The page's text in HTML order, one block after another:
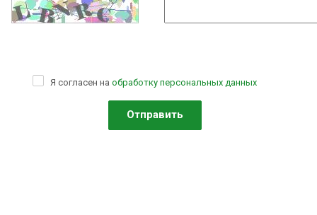
Я согласен на обработку персональных данных